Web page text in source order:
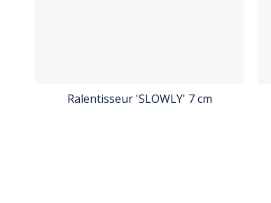
Ralentisseur 'SLOWLY' 7 cm